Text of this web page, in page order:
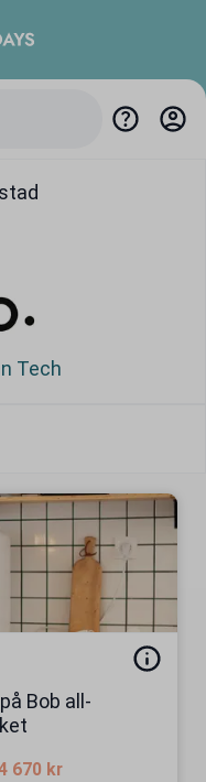
Tech
Bob all-
670 kr